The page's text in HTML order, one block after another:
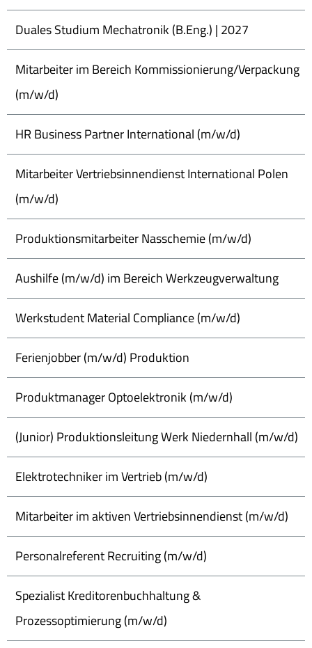
Duales Studium Mechatronik (B.Eng.) | 2027
Mitarbeiter im Bereich Kommissionierung/Verpackung
(m/w/d)
HR Business Partner International (m/w/d)
Mitarbeiter Vertriebsinnendienst International Polen
(m/w/d)
Produktionsmitarbeiter Nasschemie (m/w/d)
Aushilfe (m/w/d) im Bereich Werkzeugverwaltung
Werkstudent Material Compliance (m/w/d)
Ferienjobber (m/w/d) Produktion
Produktmanager Optoelektronik (m/w/d)
(Junior) Produktionsleitung Werk Niedernhall (m/w/d)
Elektrotechniker im Vertrieb (m/w/d)
Mitarbeiter im aktiven Vertriebsinnendienst (m/w/d)
Personalreferent Recruiting (m/w/d)
Spezialist Kreditorenbuchhaltung &
Prozessoptimierung (m/w/d)